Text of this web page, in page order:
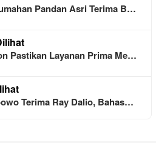
Pandan Asri Terima B…
Pastikan Layanan Prima Me…
Terima Ray Dalio, Bahas…